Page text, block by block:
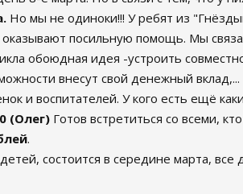
Но мы не одиноки!!! У ребят из
посильную помощь. Мы
обоюдная идея -устроить
внесут свой денежный
и воспитателей. У кого есть ещё
(Олег) Готов встретиться со всеми,
.
состоится в середине марта,